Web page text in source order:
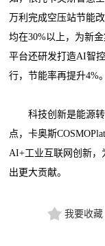
万利完成空压站节能
均在30%以上，为新
平台还研发打造AI智
行，节能率再提升4%。
科技创新是能源转
点，卡奥斯
AI+工业互联网创新，
出更大贡献。
我要收藏